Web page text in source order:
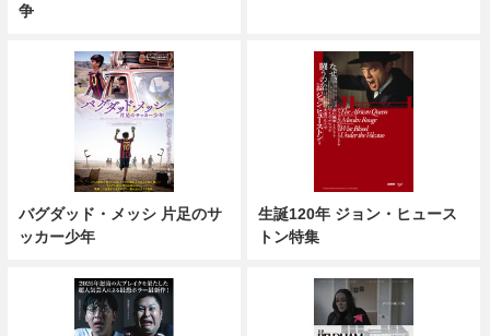
争
バグダッド・メッシ 片足のサ
ッカー少年
生誕120年 ジョン・ヒュース
トン特集